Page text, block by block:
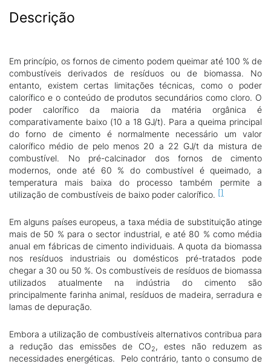
Descrição
Em princípio, os fornos de cimento podem queimar até 100 % de
combustíveis derivados de resíduos ou de biomassa. No
entanto, existem certas limitações técnicas, como o poder
calorífico e o conteúdo de produtos secundários como cloro. O
poder calorífico da maioria da matéria orgânica é
comparativamente baixo (10 a 18 GJ/t). Para a queima principal
do forno de cimento é normalmente necessário um valor
calorífico médio de pelo menos 20 a 22 GJ/t da mistura de
combustível. No pré-calcinador dos fornos de cimento
modernos, onde até 60 % do combustível é queimado, a
temperatura mais baixa do processo também permite a
utilização de combustíveis de baixo poder calorífico.
Em alguns países europeus, a taxa média de substituição atinge
mais de 50 % para o sector industrial, e até 80 % como média
anual em fábricas de cimento individuais. A quota da biomassa
nos resíduos industriais ou domésticos pré-tratados pode
chegar a 30 ou 50 %. Os combustíveis de resíduos de biomassa
utilizados atualmente na indústria do cimento são
principalmente farinha animal, resíduos de madeira, serradura e
lamas de depuração.
Embora a utilização de combustíveis alternativos contribua para
a redução das emissões de CO2, estes não reduzem as
necessidades energéticas. Pelo contrário, tanto o consumo de